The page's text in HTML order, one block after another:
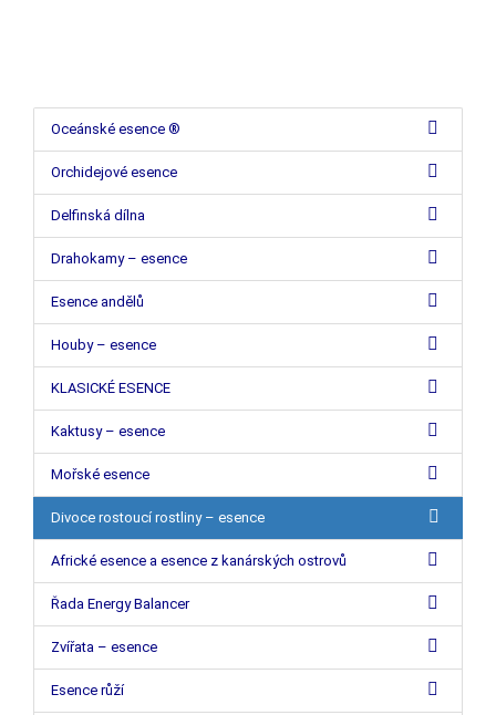
Oceánské esence ®
Orchidejové esence
Delfinská dílna
Drahokamy – esence
Esence andělů
Houby – esence
KLASICKÉ ESENCE
Kaktusy – esence
Mořské esence
Divoce rostoucí rostliny – esence
Africké esence a esence z kanárských ostrovů
Řada Energy Balancer
Zvířata – esence
Esence růží